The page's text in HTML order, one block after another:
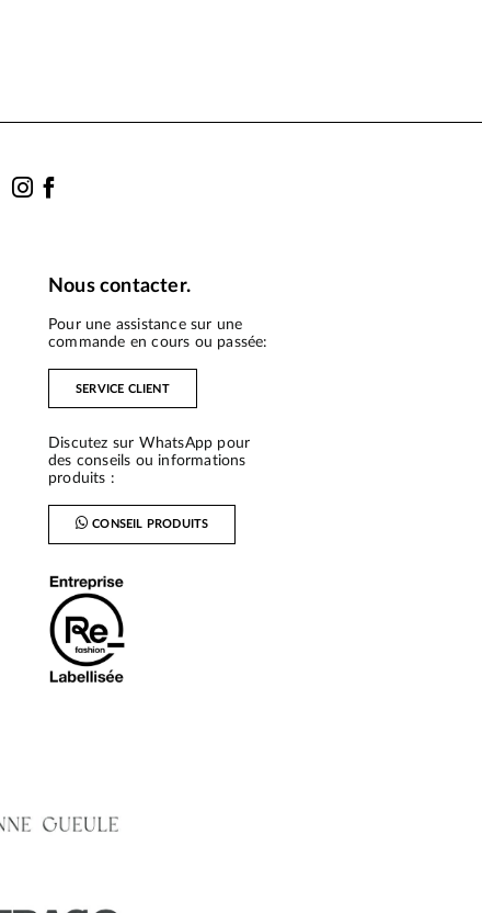
Nous contacter.
Pour une assistance sur une
commande en cours ou passée:
SERVICE CLIENT
Discutez sur WhatsApp pour
des conseils ou informations
produits :
CONSEIL PRODUITS